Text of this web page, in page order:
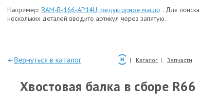
Например: RAM-B-166-AP14U, редукторное масло . Для поиска
нескольких деталей вводите артикул через запятую.
—Вернуться в каталог Каталог Запчасти
Хвостовая балка в сборе R66